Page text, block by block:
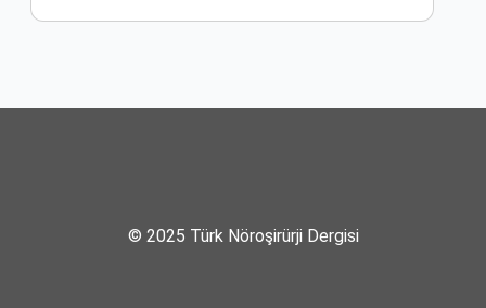
© 2025 Türk Nöroşirürji Dergisi